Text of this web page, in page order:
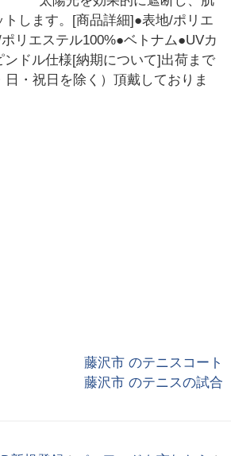
トします。[商品詳細]●表地/ポリエ
リエステル100%●ベトナム●UVカ
ンドル仕様[納期について]出荷まで
日・祝日を除く）頂戴しておりま
藤沢市 のテニスコート
藤沢市 のテニスの試合